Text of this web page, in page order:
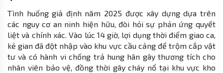
Tình huống giả định năm 2025 được xây dựng dựa trên
các nguy cơ an ninh hiện hữu, đòi hỏi sự phản ứng quyết
liệt và chính xác. Vào lúc 14 giờ, lợi dụng thời điểm giao ca,
kẻ gian đã đột nhập vào khu vực cầu cảng để trộm cắp vật
tư và có hành vi chống trả hung hãn gây thương tích cho
nhân viên bảo vệ, đồng thời gây cháy nổ tại khu vực kho